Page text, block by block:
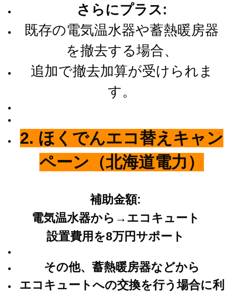
さらにプラス:
既存の電気温水器や蓄熱暖房器
を撤去する場合、
追加で撤去加算が受けられま
す。
2. ほくでんエコ替えキャン
ペーン（北海道電力）
補助金額:
電気温水器から→エコキュート
設置費用を8万円サポート
その他、蓄熱暖房器などから
エコキュートへの交換を行う場合に利